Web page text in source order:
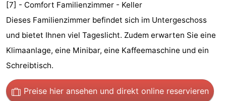
Radfahren
-
Nachtleben
und
Einkäufen
[7] - Comfort Familienzimmer - Keller
Dieses Familienzimmer befindet sich im Untergeschoss
und bietet Ihnen viel Tageslicht. Zudem erwarten Sie eine
Klimaanlage, eine Minibar, eine Kaffeemaschine und ein
Schreibtisch.
Preise hier ansehen und direkt online reservieren